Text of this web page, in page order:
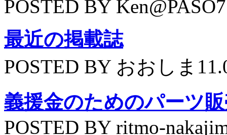
POSTED BY
最近の掲載誌
POSTED BY おおしま
義援金のためのパーツ
POSTED BY ritmo-